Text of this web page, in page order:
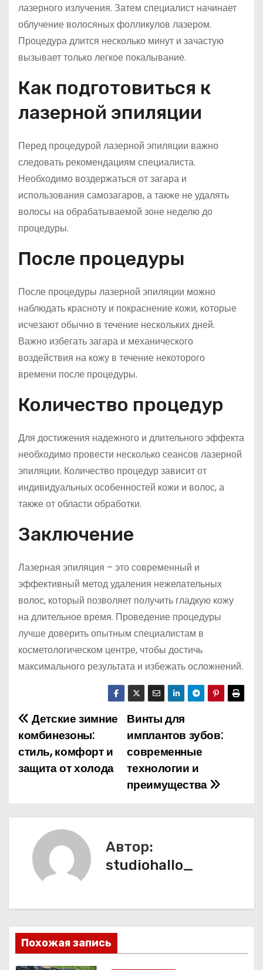
лазерного излучения. Затем специалист начинает
облучение волосяных фолликулов лазером.
Процедура длится несколько минут и зачастую
вызывает только легкое покалывание.
Как подготовиться к
лазерной эпиляции
Перед процедурой лазерной эпиляции важно
следовать рекомендациям специалиста.
Необходимо воздержаться от загара и
использования самозагаров, а также не удалять
волосы на обрабатываемой зоне неделю до
процедуры.
После процедуры
После процедуры лазерной эпиляции можно
наблюдать красноту и покраснение кожи, которые
исчезают обычно в течение нескольких дней.
Важно избегать загара и механического
воздействия на кожу в течение некоторого
времени после процедуры.
Количество процедур
Для достижения надежного и длительного эффекта
необходимо провести несколько сеансов лазерной
эпиляции. Количество процедур зависит от
индивидуальных особенностей кожи и волос, а
также от области обработки.
Заключение
Лазерная эпиляция – это современный и
эффективный метод удаления нежелательных
волос, который позволяет получить гладкую кожу
на длительное время. Проведение процедуры
лучше доверить опытным специалистам в
косметологическом центре, чтобы достичь
максимального результата и избежать осложнений.
Н
а
в
г
п
Винты для
имплантов зубов:
современные
технологии и
преимущества
Детские зимние
комбинезоны:
стиль, комфорт и
защита от холода
Автор:
studiohallo_
Похожая запись